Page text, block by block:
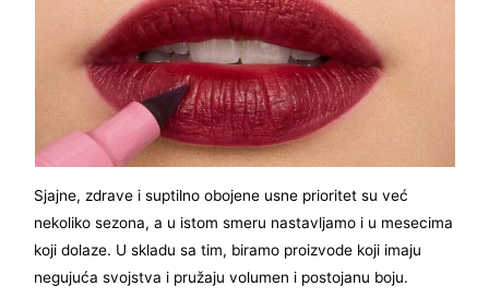
Sjajne, zdrave i suptilno obojene usne prioritet su već
nekoliko sezona, a u istom smeru nastavljamo i u mesecima
koji dolaze. U skladu sa tim, biramo proizvode koji imaju
negujuća svojstva i pružaju volumen i postojanu boju.